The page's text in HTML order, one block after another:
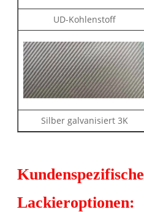
UD-Kohlenstoff
Silber galvanisiert 3K
Kundenspezifische
Lackieroptionen: